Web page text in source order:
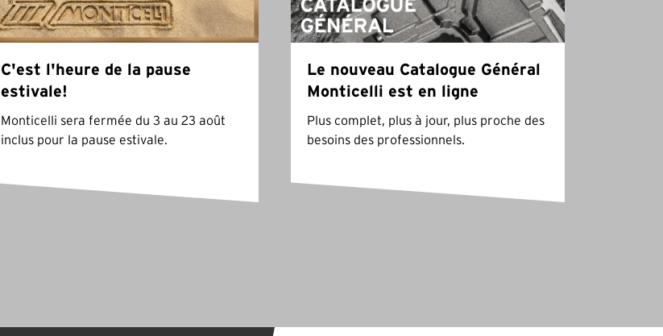
C'est l'heure de la pause
estivale!
Monticelli sera fermée du 3 au 23 août
inclus pour la pause estivale.
Le nouveau Catalogue Général
Monticelli est en ligne
Plus complet, plus à jour, plus proche des
besoins des professionnels.